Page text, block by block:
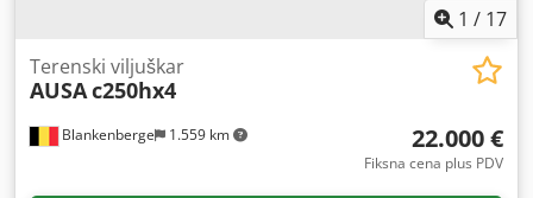
1 / 17
Blankenberge 1.559 km
Terenski viljuškar
AUSAc250hx4
22.000 €
Fiksna cena plus PDV